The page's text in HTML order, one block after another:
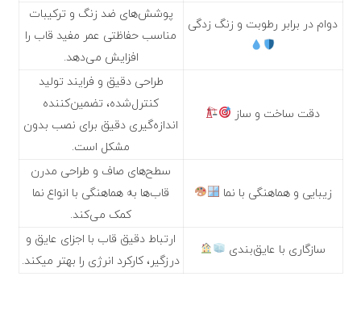
دوام در برابر رطوبت و زنگ زدگی
پوشش‌های ضد زنگ و ترکیبات
مناسب حفاظتی عمر مفید قاب را
افزایش می‌دهد.
دقت ساخت و ساز
طراحی دقیق و فرایند تولید
کنترل‌شده، تضمین‌کننده
اندازه‌گیری دقیق برای نصب بدون
مشکل است.
زیبایی و هماهنگی با نما
سطح‌های صاف و طراحی مدرن
قاب‌ها به هماهنگی با انواع نما
کمک می‌کند.
سازگاری با عایق‌بندی
ارتباط دقیق قاب با اجزای عایق و
درزگیر، کارکرد انرژی را بهتر میکند.